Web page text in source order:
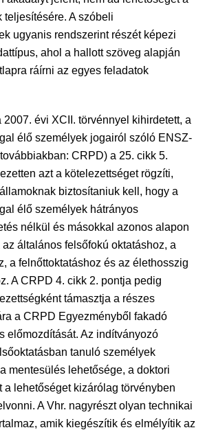
teljesítésére. A szóbeli
ugyanis rendszerint részét képezi
ahol a hallott szöveg alapján
ráírni az egyes feladatok
2007. évi XCII. törvénnyel kihirdetett, a
élő személyek jogairól szóló ENSZ-
CRPD) a 25. cikk 5.
azt a kötelezettséget rögzíti,
biztosítaniuk kell, hogy a
élő személyek hátrányos
nélkül és másokkal azonos alapon
általános felsőfokú oktatáshoz, a
a felnőttoktatáshoz és az élethosszig
A CRPD 4. cikk 2. pontja pedig
támasztja a részes
a CRPD Egyezményből fakadó
előmozdítását. Az indítványozó
tanuló személyek
mentesülés lehetősége, a doktori
a lehetőséget kizárólag törvényben
A Vhr. nagyrészt olyan technikai
amik kiegészítik és elmélyítik az